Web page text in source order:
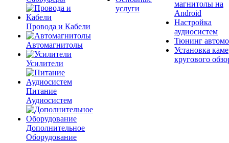
Провода и Кабели
Автомагнитолы
Усилители
Питание
Аудиосистем
Дополнительное
Оборудование
услуги
магнитолы на
Android
Настройка
аудиосистем
Тюнинг
Установка
кругового